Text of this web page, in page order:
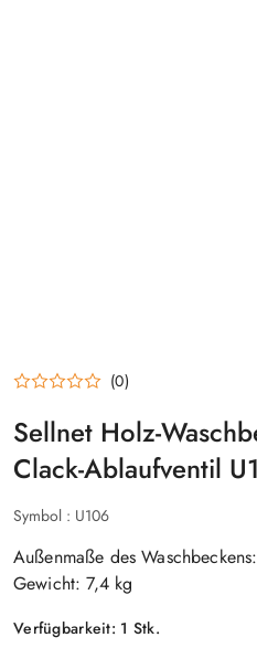
(0)
Sellnet Holz-
Clack-Ablaufventil
Symbol : U106
Außenmaße des
Gewicht: 7,4 kg
Verfügbarkeit: 1 Stk.